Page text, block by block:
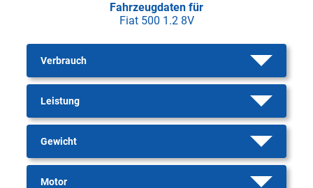
Fahrzeugdaten für
Fiat 500 1.2 8V
Verbrauch
Leistung
Gewicht
Motor